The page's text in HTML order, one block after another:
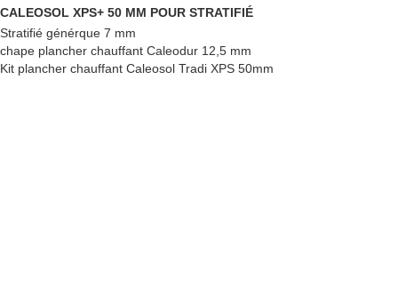
CALEOSOL XPS+ 50 MM POUR STRATIFIÉ
Stratifié générque 7 mm
chape plancher chauffant Caleodur 12,5 mm
Kit plancher chauffant Caleosol Tradi XPS 50mm